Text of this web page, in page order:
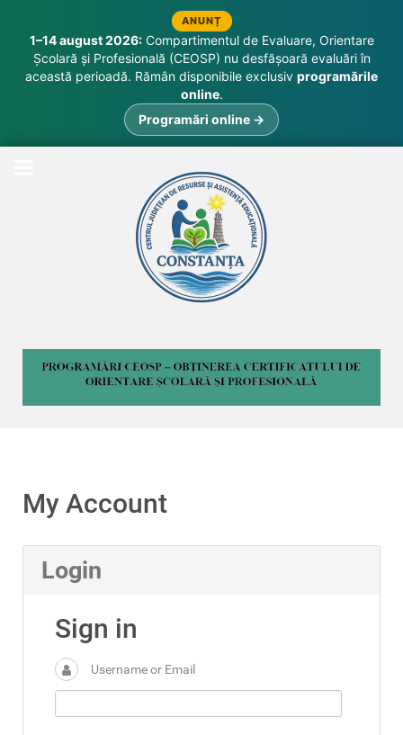
ANUNȚ
1–14 august 2026:Compartimentul de Evaluare, Orientare
Școlară și Profesională (CEOSP) nu desfășoară evaluări în
această perioadă. Rămân disponibile exclusiv programările
online.
Programări online →
My Account
Login
Sign in
Username or Email